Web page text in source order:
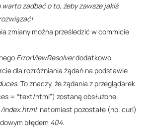
zadbać o to, żeby zawsze jakiś
zmiany można prześledzić w commicie
ErrorViewResolverdodatkowo
dla rozróżniania żądań na podstawie
. To znaczy, że żądania z przeglądarek
= “text/html”) zostaną obsłużone
/index.html, natomiast pozostałe (np. curl)
błędem 404.